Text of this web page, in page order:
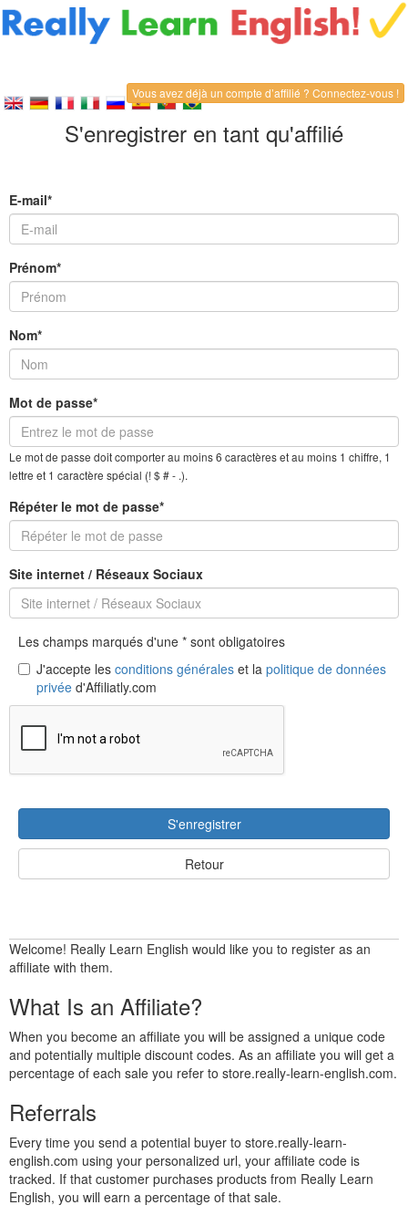
Vous avez déjà un compte d’affilié ? Connectez-vous !
S'enregistrer en tant qu'affilié
E-mail*
Prénom*
Nom*
Mot de passe*
Le mot de passe doit comporter au moins 6 caractères et au moins 1 chiffre, 1
lettre et 1 caractère spécial (! $ # - .).
Répéter le mot de passe*
Site internet / Réseaux Sociaux
Les champs marqués d'une * sont obligatoires
J'accepte les conditions générales et la politique de données
privée d'Affiliatly.com
S'enregistrer
Retour
Welcome! Really Learn English would like you to register as an
affiliate with them.
What Is an Affiliate?
When you become an affiliate you will be assigned a unique code
and potentially multiple discount codes. As an affiliate you will get a
percentage of each sale you refer to store.really-learn-english.com.
Referrals
Every time you send a potential buyer to store.really-learn-
english.com using your personalized url, your affiliate code is
tracked. If that customer purchases products from Really Learn
English, you will earn a percentage of that sale.